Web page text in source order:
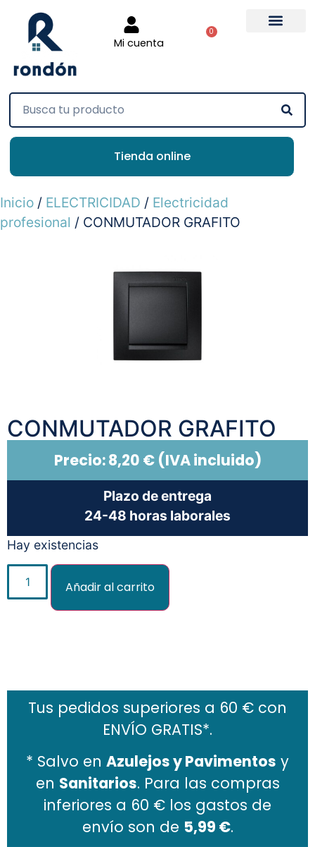
Mi cuenta
0
Tienda online
Inicio / ELECTRICIDAD / Electricidad
profesional / CONMUTADOR GRAFITO
CONMUTADOR GRAFITO
Precio:8,20 €(IVA incluido)
Plazo de entrega
24-48 horas laborales
Hay existencias
Añadir al carrito
Tus pedidos superiores a 60 € con
ENVÍO GRATIS*.
* Salvo en Azulejos y Pavimentos y
en Sanitarios. Para las compras
inferiores a 60 € los gastos de
envío son de 5,99 €.